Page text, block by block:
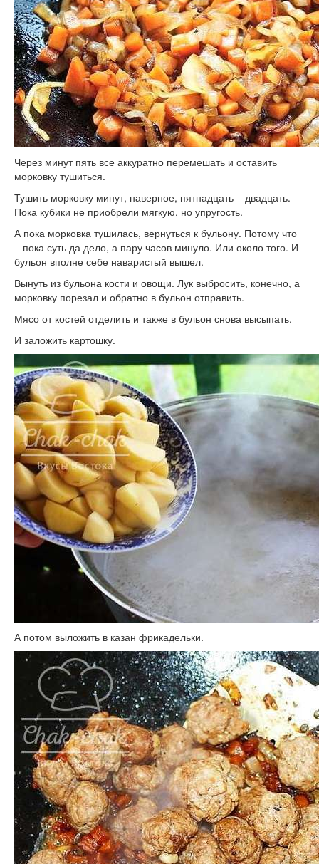
Через минут пять все аккуратно перемешать и оставить
морковку тушиться.
Тушить морковку минут, наверное, пятнадцать – двадцать.
Пока кубики не приобрели мягкую, но упругость.
А пока морковка тушилась, вернуться к бульону. Потому что
– пока суть да дело, а пару часов минуло. Или около того. И
бульон вполне себе наваристый вышел.
Вынуть из бульона кости и овощи. Лук выбросить, конечно, а
морковку порезал и обратно в бульон отправить.
Мясо от костей отделить и также в бульон снова высыпать.
И заложить картошку.
А потом выложить в казан фрикадельки.